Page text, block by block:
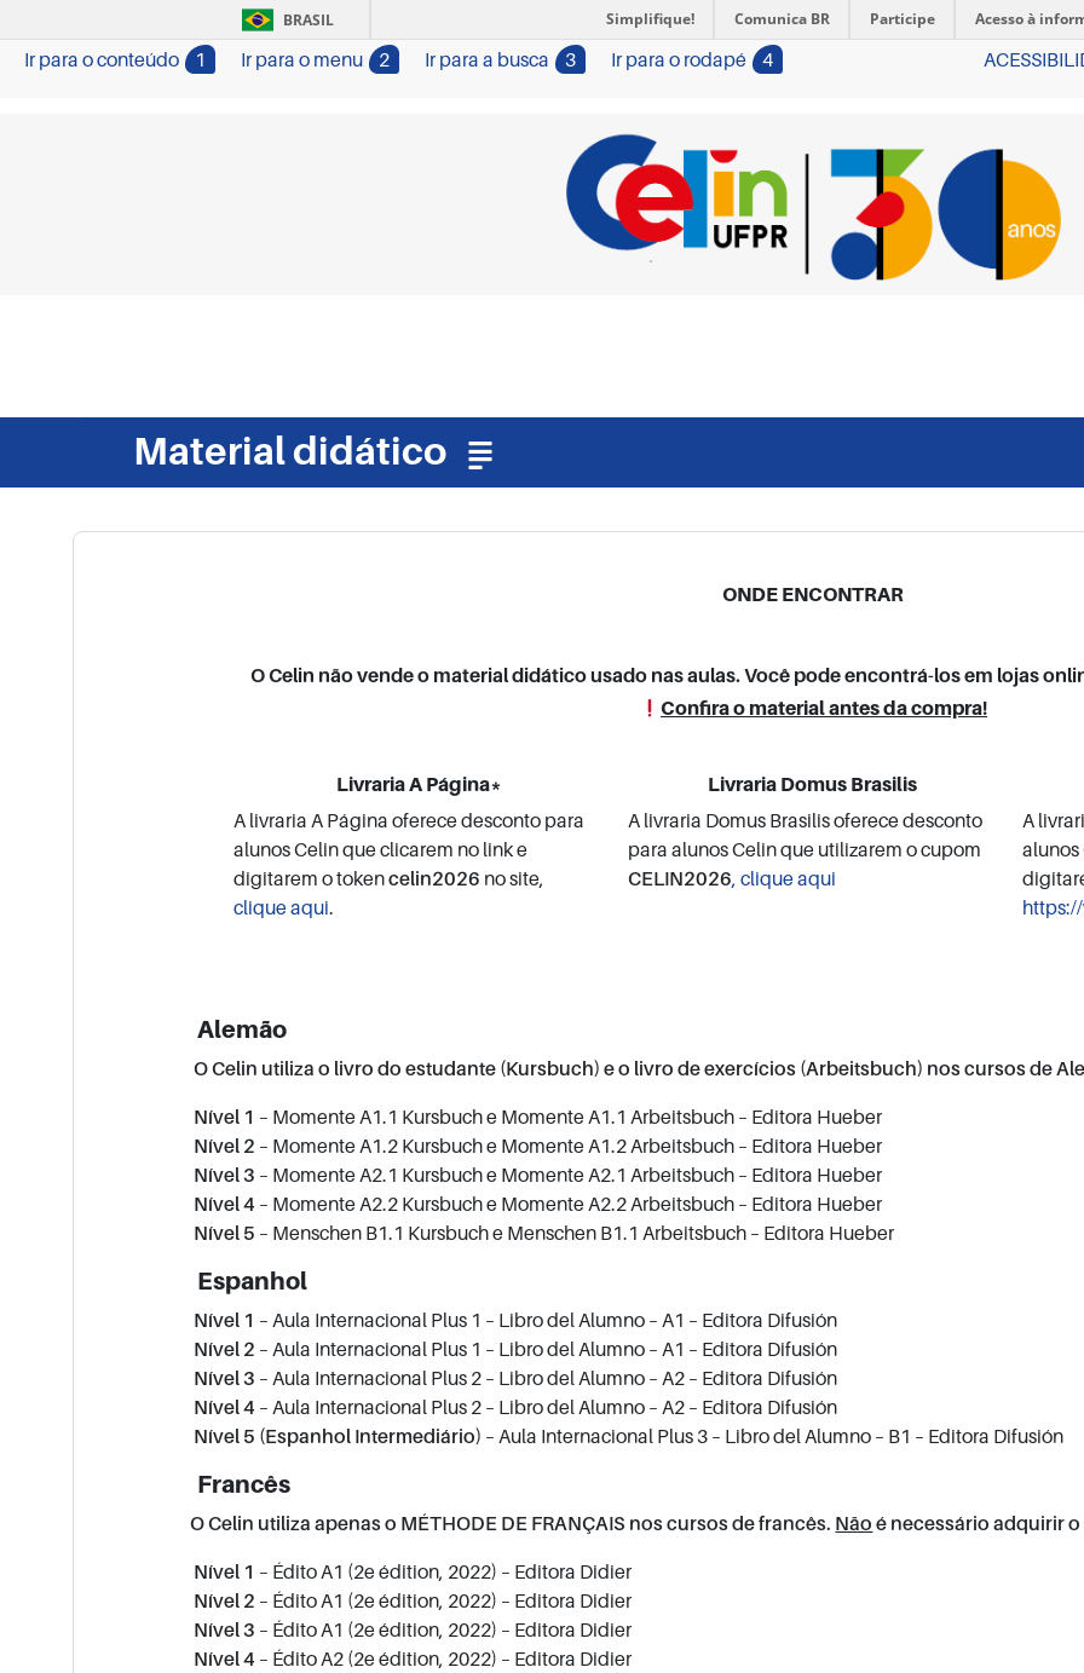
BRASIL Simplifique! Comunica BR Participe Acesso à
Ir para o conteúdo 1 Ir para o menu 2 Ir para a busca 3 Ir para o rodapé 4
Material didático
ONDE ENCONTRAR
O Celin não vende o material didático usado nas aulas. Você pode encontrá-los em lojas
Confira o material antes da compra!
Livraria A Página*
A livraria A Página oferece desconto para
alunos Celin que clicarem no link e
digitarem o tokencelin2026 no site,
clique aqui.
Livraria Domus Brasilis
A livraria Domus Brasilis oferece desconto
para alunos Celin que utilizarem o cupom
CELIN2026, clique aqui
A
alunos
Alemão
O Celin utiliza o livro do estudante (Kursbuch) e o livro de exercícios (Arbeitsbuch) nos cursos de
Nível 1 – Momente A1.1 Kursbuch e Momente A1.1Arbeitsbuch – Editora Hueber
Nível 2 – Momente A1.2 Kursbuch e Momente A1.2 Arbeitsbuch – Editora Hueber
Nível 3 – Momente A2.1 Kursbuch e Momente A2.1Arbeitsbuch – Editora Hueber
Nível 4 – Momente A2.2 Kursbuch e Momente A2.2 Arbeitsbuch – Editora Hueber
Nível 5 – Menschen B1.1 Kursbuch e Menschen B1.1 Arbeitsbuch – Editora Hueber
Espanhol
Nível 1 – Aula Internacional Plus 1 – Libro del Alumno – A1 – Editora Difusión
Nível 2 – Aula Internacional Plus 1 – Libro del Alumno – A1 – Editora Difusión
Nível 3 – Aula Internacional Plus 2 – Libro del Alumno – A2 – Editora Difusión
Nível 4 – Aula Internacional Plus 2 – Libro del Alumno – A2 – Editora Difusión
Nível 5 (Espanhol Intermediário) – Aula Internacional Plus 3 – Libro del Alumno – B1 – Editora Difusión
Francês
O Celin utiliza apenas o MÉTHODE DE FRANÇAIS nos cursos de francês. Não é necessário adquirir
Nível 1 – Édito A1 (2e édition, 2022) – Editora Didier
Nível 2 – Édito A1 (2e édition, 2022) – Editora Didier
Nível 3 – Édito A1 (2e édition, 2022) – Editora Didier
Nível 4 – Édito A2 (2e édition, 2022) – Editora Didier